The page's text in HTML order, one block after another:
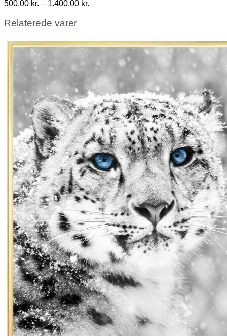
500,00 kr. – 1.400,00 kr.
Relaterede varer